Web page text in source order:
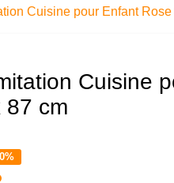
Cuisine pour Enfant
Cuisine
87 cm